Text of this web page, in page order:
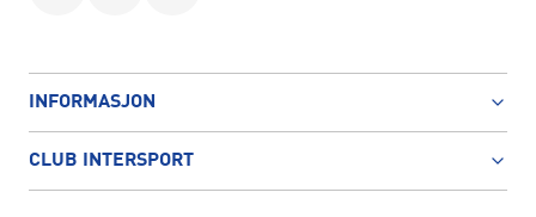
INFORMASJON
CLUB INTERSPORT